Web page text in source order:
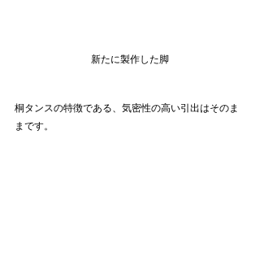
新たに製作した脚
桐タンスの特徴である、気密性の高い引出はそのま
まです。